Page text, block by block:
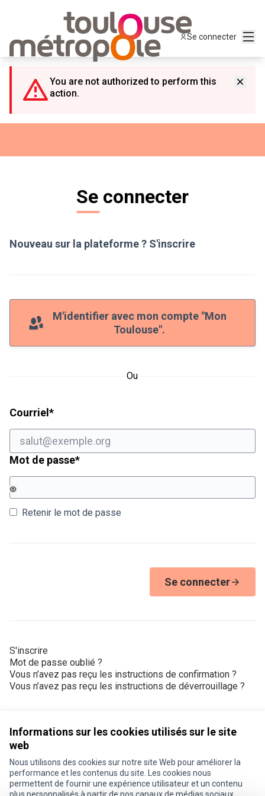
Informations sur les cookies utilisés sur le site
web
Nous utilisons des cookies sur notre site Web pour améliorer la
performance et les contenus du site. Les cookies nous
permettent de fournir une expérience utilisateur et un contenu
Se connecter
You are not authorized to perform this
action.
Se connecter
Nouveau sur la plateforme ? S'inscrire
M'identifier avec mon compte "Mon
Toulouse".
Ou
Courriel *Champ obligatoire
Mot de passe*Champ obligatoire
Retenir le mot de passe
Se connecter
S'inscrire
Mot de passe oublié ?
Vous n’avez pas reçu les instructions de confirmation ?
Vous n’avez pas reçu les instructions de déverrouillage ?
Conditions d'utilisation
Paramètres des cookies
Je participe ! sur X
Je participe ! sur Facebook
Je participe ! sur Instagram